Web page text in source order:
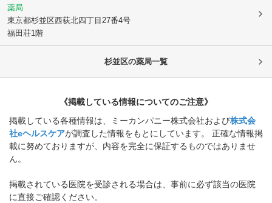
薬局
東京都杉並区西荻北四丁目27番4号
福田荘1階
杉並区の薬局一覧
《掲載している情報についてのご注意》
掲載している各種情報は、ミーカンパニー株式会社および株式会
社eヘルスケアが調査した情報をもとにしています。 正確な情報掲
載に努めておりますが、内容を完全に保証するものではありませ
ん。
掲載されている医院を受診される場合は、事前に必ず該当の医院
に直接ご確認ください。